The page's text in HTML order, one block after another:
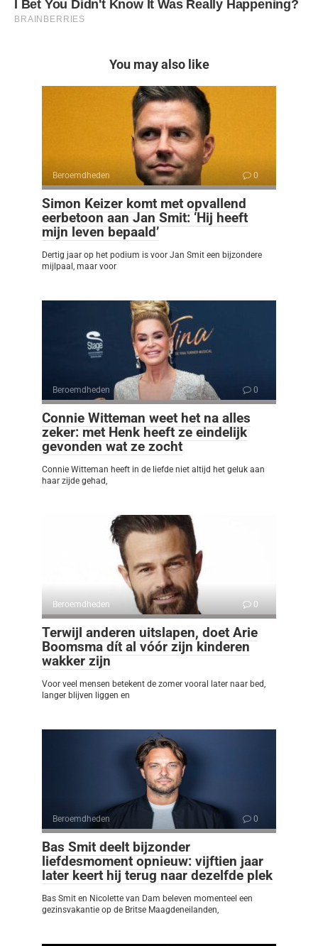
You may also like
Beroemdheden 0
Simon Keizer komt met opvallend
eerbetoon aan Jan Smit: ‘Hij heeft
mijn leven bepaald’
Dertig jaar op het podium is voor Jan Smit een bijzondere
mijlpaal, maar voor
Beroemdheden 0
Connie Witteman weet het na alles
zeker: met Henk heeft ze eindelijk
gevonden wat ze zocht
Connie Witteman heeft in de liefde niet altijd het geluk aan
haar zijde gehad,
Beroemdheden 0
Terwijl anderen uitslapen, doet Arie
Boomsma dít al vóór zijn kinderen
wakker zijn
Voor veel mensen betekent de zomer vooral later naar bed,
langer blijven liggen en
Beroemdheden 0
Bas Smit deelt bijzonder
liefdesmoment opnieuw: vijftien jaar
later keert hij terug naar dezelfde plek
Bas Smit en Nicolette van Dam beleven momenteel een
gezinsvakantie op de Britse Maagdeneilanden,